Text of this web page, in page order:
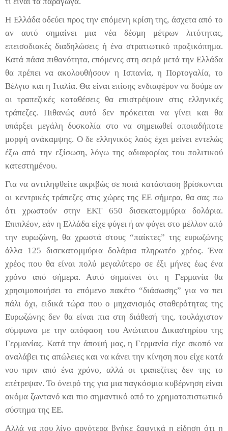
Η Ελλάδα οδεύει προς την επόμενη κρίση της, άσχετα από το
αν αυτό σημαίνει μια νέα δέσμη μέτρων λιτότητας,
επεισοδιακές διαδηλώσεις ή ένα στρατιωτικό πραξικόπημα.
Κατά πάσα πιθανότητα, επόμενες στη σειρά μετά την Ελλάδα
θα πρέπει να ακολουθήσουν η Ισπανία, η Πορτογαλία, το
Βέλγιο και η Ιταλία. Θα είναι επίσης ενδιαφέρον να δούμε αν
οι τραπεζικές καταθέσεις θα επιστρέψουν στις ελληνικές
τράπεζες. Πιθανώς αυτό δεν πρόκειται να γίνει και θα
υπάρξει μεγάλη δυσκολία στο να σημειωθεί οποιαδήποτε
μορφή ανάκαμψης. Ο δε ελληνικός λαός έχει μείνει εντελώς
έξω από την εξίσωση, λόγω της αδιαφορίας του πολιτικού
κατεστημένου.
Για να αντιληφθείτε ακριβώς σε ποιά κατάσταση βρίσκονται
οι κεντρικές τράπεζες στις χώρες της ΕΕ σήμερα, θα σας πω
ότι χρωστούν στην ΕΚΤ 650 δισεκατομμύρια δολάρια.
Επιπλέον, εάν η Ελλάδα είχε φύγει ή αν φύγει στο μέλλον από
την ευρωζώνη, θα χρωστά στους “παίκτες” της ευρωζώνης
άλλα 125 δισεκατομμύρια δολάρια πληρωτέο χρέος. Ένα
χρέος που θα είναι πολύ μεγαλύτερο σε έξι μήνες έως ένα
χρόνο από σήμερα. Αυτό σημαίνει ότι η Γερμανία θα
χρησιμοποιήσει το επόμενο πακέτο “διάσωσης” για να πει
πάλι όχι, ειδικά τώρα που ο μηχανισμός σταθερότητας της
Ευρωζώνης δεν θα είναι πια στη διάθεσή της, τουλάχιστον
σύμφωνα με την απόφαση του Ανώτατου Δικαστηρίου της
Γερμανίας. Κατά την άποψή μας, η Γερμανία είχε σκοπό να
αναλάβει τις απώλειες και να κάνει την κίνηση που είχε κατά
νου πριν από ένα χρόνο, αλλά οι τραπεζίτες δεν της το
επέτρεψαν. Το όνειρό της για μια παγκόσμια κυβέρνηση είναι
ακόμα ζωντανό και πιο σημαντικό από το χρηματοπιστωτικό
σύστημα της ΕΕ.
Αλλά να που λίγο αργότερα βγήκε ξαφνικά η είδηση ότι η